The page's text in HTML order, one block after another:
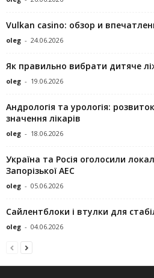
Vulkan casino: обзор и
oleg - 24.06.2026
Як правильно вибрати дитяче
oleg - 19.06.2026
Андрологія та урологія:
значення лікарів
oleg - 18.06.2026
Україна та Росія оголосили
Запорізької АЕС
oleg - 05.06.2026
Сайлентблоки і втулки для
oleg - 04.06.2026